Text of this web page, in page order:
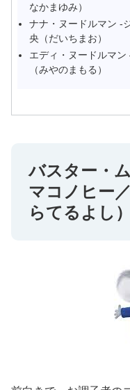
なかまゆみ）
ナナ・ヌードルマン -
央（だいちまお）
エディ・ヌードルマ
（みやのまもる）
バスター・
マコノヒー
らてるよし）